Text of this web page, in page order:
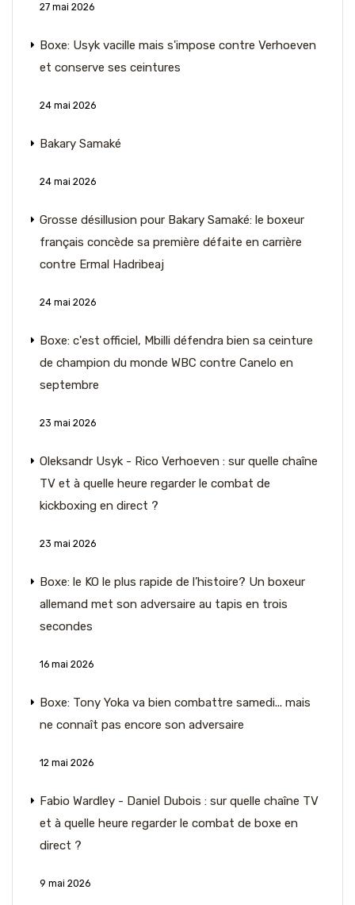
27 mai 2026
Boxe: Usyk vacille mais s'impose contre Verhoeven
et conserve ses ceintures
24 mai 2026
Bakary Samaké
24 mai 2026
Grosse désillusion pour Bakary Samaké: le boxeur
français concède sa première défaite en carrière
contre Ermal Hadribeaj
24 mai 2026
Boxe: c'est officiel, Mbilli défendra bien sa ceinture
de champion du monde WBC contre Canelo en
septembre
23 mai 2026
Oleksandr Usyk - Rico Verhoeven : sur quelle chaîne
TV et à quelle heure regarder le combat de
kickboxing en direct ?
23 mai 2026
Boxe: le KO le plus rapide de l’histoire? Un boxeur
allemand met son adversaire au tapis en trois
secondes
16 mai 2026
Boxe: Tony Yoka va bien combattre samedi... mais
ne connaît pas encore son adversaire
12 mai 2026
Fabio Wardley - Daniel Dubois : sur quelle chaîne TV
et à quelle heure regarder le combat de boxe en
direct ?
9 mai 2026